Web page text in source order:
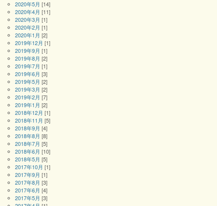
2020年5月 [14]
2020年4月 [11]
2020年3月 [1]
2020年2月 [1]
2020年1月 [2]
2019年12月 [1]
2019年9月 [1]
2019年8月 [2]
2019年7月 [1]
2019年6月 [3]
2019年5月 [2]
2019年3月 [2]
2019年2月 [7]
2019年1月 [2]
2018年12月 [1]
2018年11月 [5]
2018年9月 [4]
2018年8月 [8]
2018年7月 [5]
2018年6月 [10]
2018年5月 [5]
2017年10月 [1]
2017年9月 [1]
2017年8月 [3]
2017年6月 [4]
2017年5月 [3]